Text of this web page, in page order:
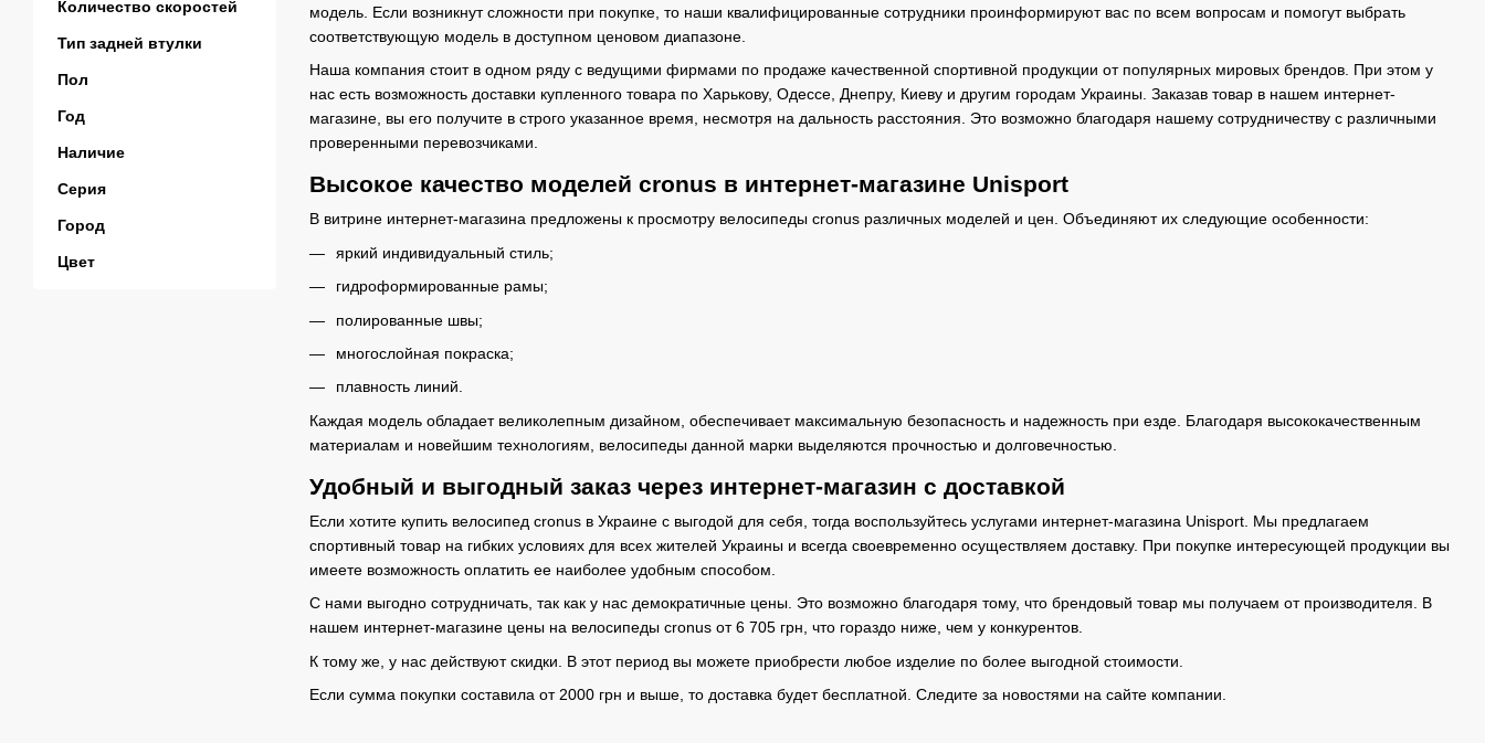
модель. Если возникнут сложности при покупке, то наши квалифицированные сотрудники проинформируют вас по всем вопросам и помогут выбрать
соответствующую модель в доступном ценовом диапазоне.
Наша компания стоит в одном ряду с ведущими фирмами по продаже качественной спортивной продукции от популярных мировых брендов. При этом у
нас есть возможность доставки купленного товара по Харькову, Одессе, Днепру, Киеву и другим городам Украины. Заказав товар в нашем интернет-
магазине, вы его получите в строго указанное время, несмотря на дальность расстояния. Это возможно благодаря нашему сотрудничеству с различными
проверенными перевозчиками.
Высокое качество моделей cronus в интернет-магазине Unisport
В витрине интернет-магазина предложены к просмотру велосипеды cronus различных моделей и цен. Объединяют их следующие особенности:
яркий индивидуальный стиль;
гидроформированные рамы;
полированные швы;
многослойная покраска;
плавность линий.
Каждая модель обладает великолепным дизайном, обеспечивает максимальную безопасность и надежность при езде. Благодаря высококачественным
материалам и новейшим технологиям, велосипеды данной марки выделяются прочностью и долговечностью.
Удобный и выгодный заказ через интернет-магазин с доставкой
Если хотите купить велосипед cronus в Украине с выгодой для себя, тогда воспользуйтесь услугами интернет-магазина Unisport. Мы предлагаем
спортивный товар на гибких условиях для всех жителей Украины и всегда своевременно осуществляем доставку. При покупке интересующей продукции вы
имеете возможность оплатить ее наиболее удобным способом.
С нами выгодно сотрудничать, так как у нас демократичные цены. Это возможно благодаря тому, что брендовый товар мы получаем от производителя. В
нашем интернет-магазине цены на велосипеды cronus от 6 705 грн, что гораздо ниже, чем у конкурентов.
К тому же, у нас действуют скидки. В этот период вы можете приобрести любое изделие по более выгодной стоимости.
Если сумма покупки составила от 2000 грн и выше, то доставка будет бесплатной. Следите за новостями на сайте компании.
Количество скоростей
Тип задней втулки
Пол
Год
Наличие
Серия
Город
Цвет